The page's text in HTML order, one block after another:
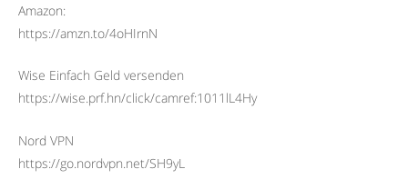
Amazon:
https://amzn.to/4oHIrnN
Wise Einfach Geld versenden
https://wise.prf.hn/click/camref:1011lL4Hy
Nord VPN
https://go.nordvpn.net/SH9yL